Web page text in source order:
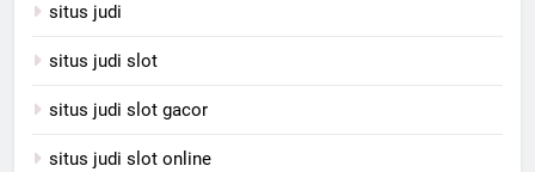
situs judi
situs judi slot
situs judi slot gacor
situs judi slot online